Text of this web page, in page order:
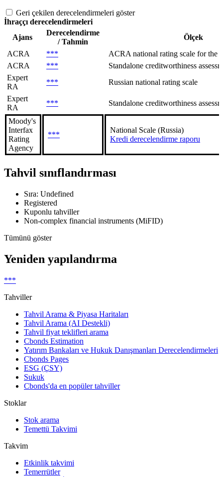
Geri çekilen derecelendirmeleri göster
İhraççı derecelendirmeleri
Ajans
Derecelendirme
/ Tahmin
Ölçek
ACRA
***
ACRA national rating scale for the
ACRA
***
Standalone creditworthiness
Expert
RA
***
Russian national rating scale
Expert
RA
*** Standalone creditworthiness
Moody's
Interfax
Rating
Agency
***
National Scale (Russia)
Kredi derecelendirme raporu
Tahvil sınıflandırması
Sıra: Undefined
Registered
Kuponlu tahviller
Non-complex financial instruments (MiFID)
Tümünü göster
Yeniden yapılandırma
***
Tahviller
Tahvil Arama & Piyasa Haritaları
Tahvil Arama (AI Destekli)
Tahvil fiyat teklifleri arama
Cbonds Estimation
Yatırım Bankaları ve Hukuk Danışmanları Derecelendirmeleri
Cbonds Pages
ESG (ÇSY)
Sukuk
Cbonds'da en popüler tahviller
Stoklar
Stok arama
Temettü Takvimi
Takvim
Etkinlik takvimi
Temerrütler